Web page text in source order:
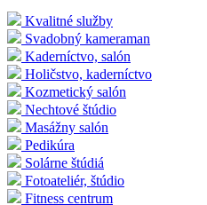
Kvalitné služby
Svadobný kameraman
Kaderníctvo, salón
Holičstvo, kaderníctvo
Kozmetický salón
Nechtové štúdio
Masážny salón
Pedikúra
Solárne štúdiá
Fotoateliér, štúdio
Fitness centrum